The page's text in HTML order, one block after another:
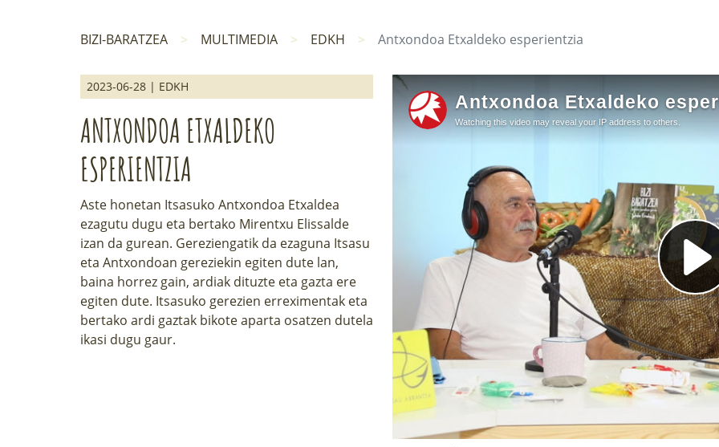
BIZI-BARATZEA MULTIMEDIA EDKH Antxondoa Etxaldeko esperientzia
2023-06-28 | EDKH
ANTXONDOA ETXALDEKO
ESPERIENTZIA
Aste honetan Itsasuko Antxondoa Etxaldea
ezagutu dugu eta bertako Mirentxu Elissalde
izan da gurean. Gereziengatik da ezaguna Itsasu
eta Antxondoan gereziekin egiten dute lan,
baina horrez gain, ardiak dituzte eta gazta ere
egiten dute. Itsasuko gerezien erreximentak eta
bertako ardi gaztak bikote aparta osatzen dutela
ikasi dugu gaur.